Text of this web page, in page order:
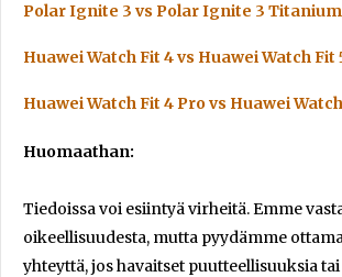
Polar Ignite 3 vs Polar Ignite 3 Titanium
Huawei Watch Fit 4 vs Huawei Watch Fit
Huawei Watch Fit 4 Pro vs Huawei
Huomaathan:
Tiedoissa voi esiintyä virheitä. Emme
oikeellisuudesta, mutta pyydämme
yhteyttä, jos havaitset puutteellisuuksia